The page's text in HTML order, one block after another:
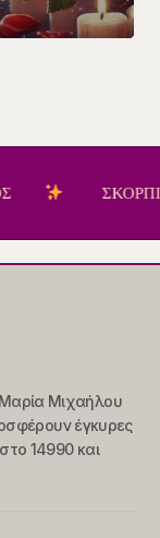
ΣΚΟΡΠΙΟΣ
Μιχαήλου
έγκυρες
14990 και